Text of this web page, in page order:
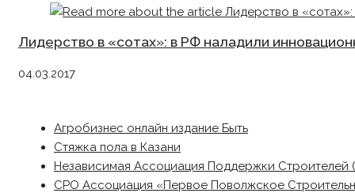
Лидерство в «сотах»: в РФ наладили
04.03.2017
Агробизнес онлайн издание Быть
Стяжка пола в Казани
Независимая Ассоциация Поддержки Строителей
СРО Ассоциация «Первое Поволжское